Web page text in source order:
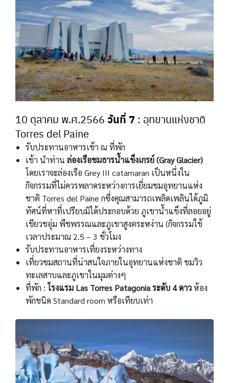
10 ตุลาคม พ.ศ.2566 วันที่ 7 : อุทยานแห่งชาติ
Torres del Paine
รับประทานอาหารเช้า ณ ที่พัก
เช้า นำท่าน ล่องเรือชมธารน้ำแข็งเกรย์ (Gray Glacier)
โดยเราจะล่องเรือ Grey III catamaran เป็นหนึ่งใน
กิจกรรมที่ไม่ควรพลาดระหว่างการเยี่ยมชมอุทยานแห่ง
ชาติ Torres del Paine กซึ่งคุณสามารถเพลิดเพลินได้ภูมิ
ทัศน์ที่หาที่เปรียบมิได้ประกอบด้วย ภูเขาน้ำแข็งที่ลอยอยู่
เขียวชอุ่ม พืชพรรณและภูเขาสูงตระหง่าน (กิจกรรมใช้
เวลาประมาณ 2.5 – 3 ชั่วโมง
รับประทานอาหารเที่ยงระหว่างทาง
เที่ยวชมสถานที่น่าสนใจภายในอุทยานแห่งชาติ ชมวิว
ทะเลสาบและภูเขาในมุมต่างๆ
ที่พัก : โรงแรม Las Torres Patagonia ระดับ 4 ดาวห้อง
พักชนิด Standard room หรือเทียบเท่า